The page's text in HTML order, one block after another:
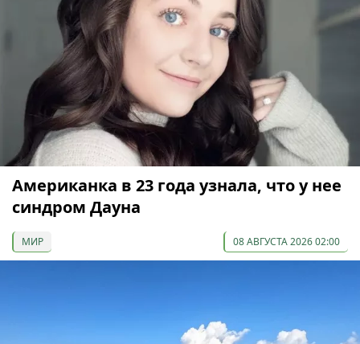
Американка в 23 года узнала, что у нее
синдром Дауна
МИР 08 АВГУСТА 2026 02:00